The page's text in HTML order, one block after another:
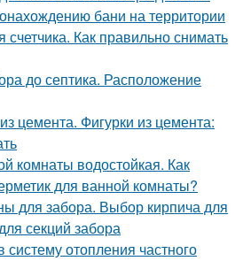
бани на территории
счетчика. Как правильно снимать
до септика. Расположение
цемента. Фигурки из цемента:
комнаты водостойкая. Как
для ванной комнаты?
для забора. Выбор кирпича для
секций забора
систему отопления частного